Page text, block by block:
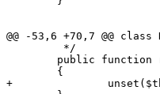
@@ -53,6 +70,7 @@
+		unset($this->data[$key]);